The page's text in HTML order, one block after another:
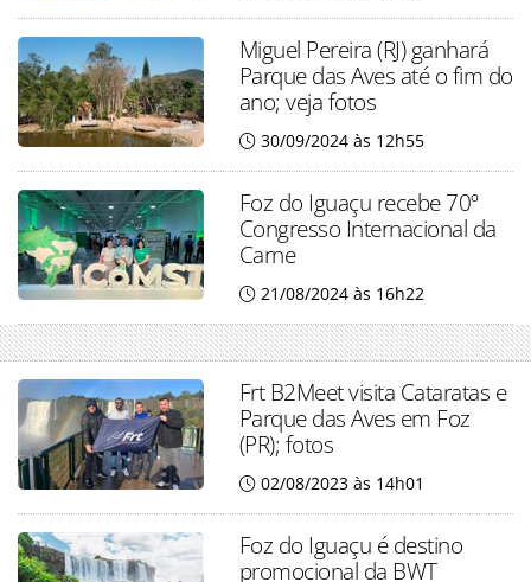
Miguel Pereira (RJ) ganhará
Parque das Aves até o fim do
ano; veja fotos
30/09/2024 às 12h55
Foz do Iguaçu recebe 70º
Congresso Internacional da
Carne
21/08/2024 às 16h22
Frt B2Meet visita Cataratas e
Parque das Aves em Foz
(PR); fotos
02/08/2023 às 14h01
Foz do Iguaçu é destino
promocional da BWT